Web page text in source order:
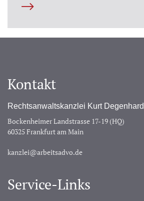
Kontakt
Rechtsanwaltskanzlei Kurt Degenhard
Bockenheimer Landstrasse 17-19 (HQ)
60325 Frankfurt am Main
kanzlei@arbeitsadvo.de
Service-Links